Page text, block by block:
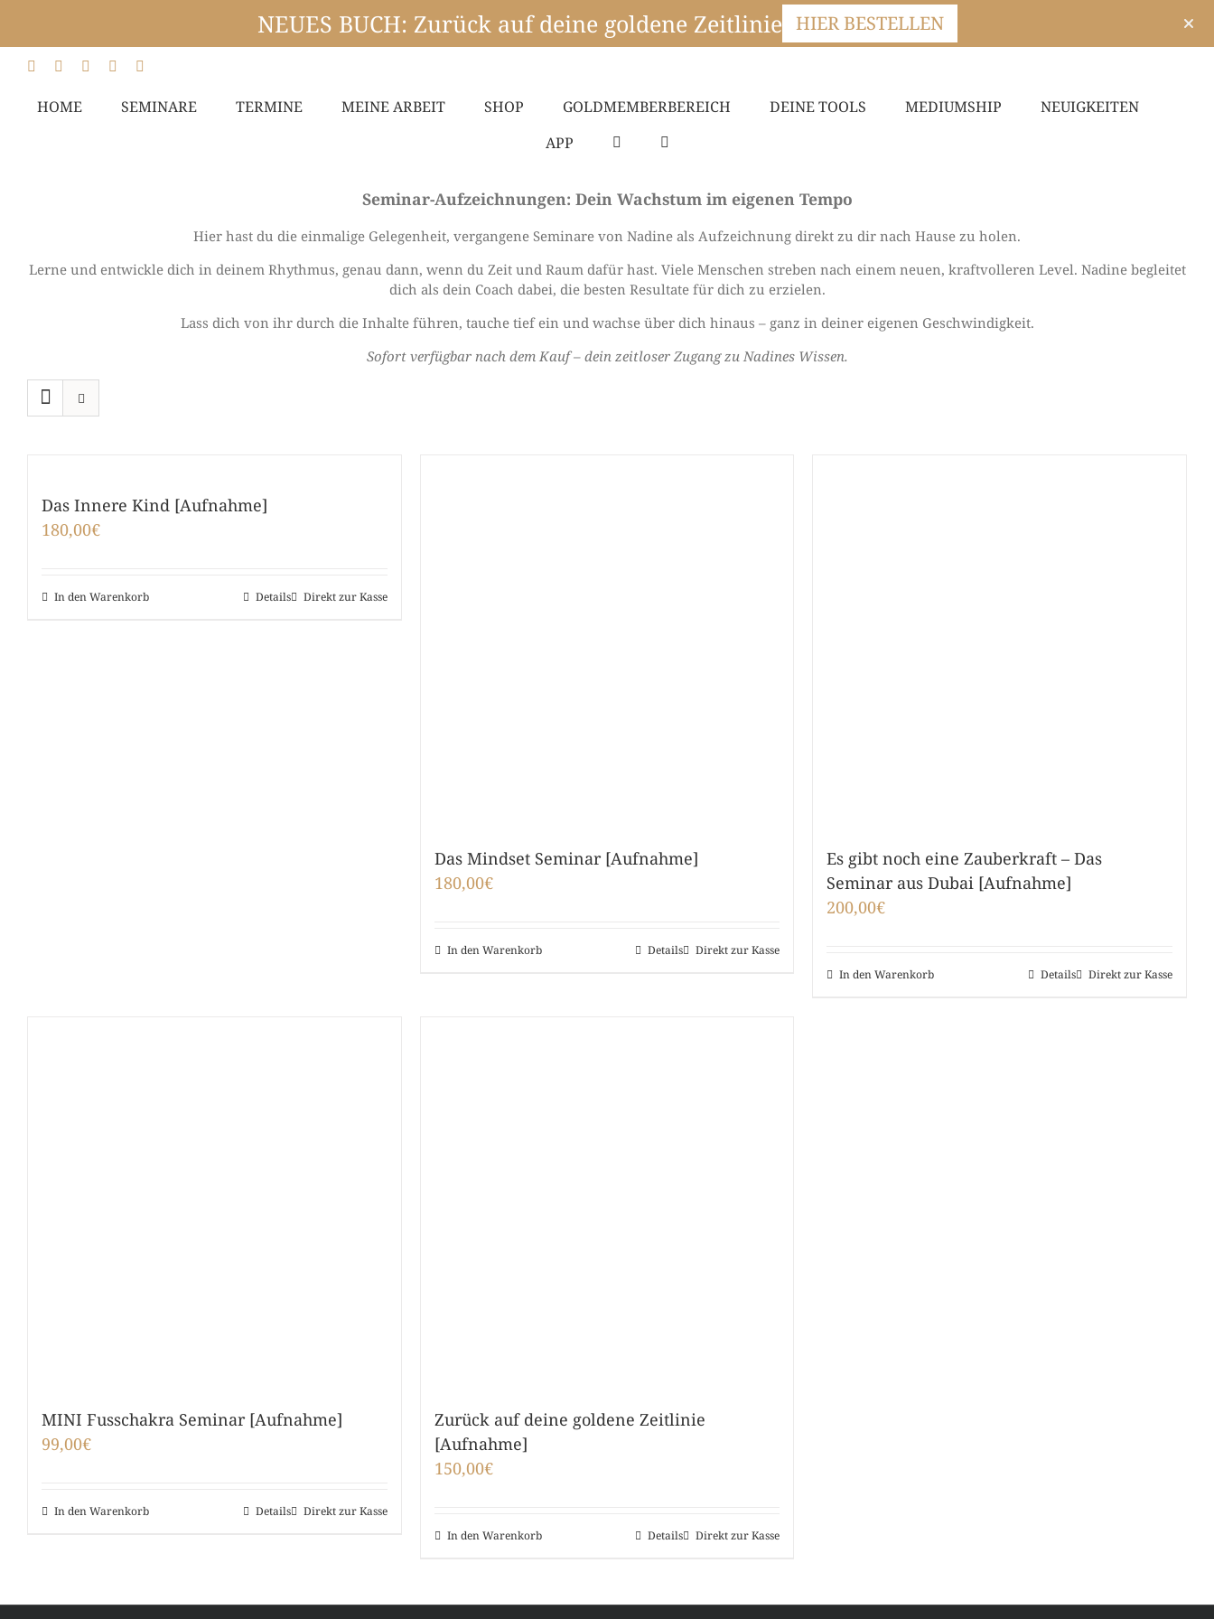
NEUES BUCH: Zurück auf deine goldene Zeitlinie HIER BESTELLEN
Zum
Inhalt
FacebookInstagramYouTubeWhatsApp
HOME SEMINARE TERMINE MEINE ARBEIT SHOP GOLDMEMBERBEREICH DEINE TOOLS MEDIUMSHIP
NEUIGKEITEN
APP
Seminar-Aufzeichnungen: Dein Wachstum im eigenen Tempo
Hier hast du die einmalige Gelegenheit, vergangene Seminare von Nadine als Aufzeichnung direkt zu dir nach Hause zu holen.
Lerne und entwickle dich in deinem Rhythmus, genau dann, wenn du Zeit und Raum dafür hast. Viele Menschen streben nach einem neuen, kraftvolleren Level. Nadine begleitet
dich als dein Coach dabei, die besten Resultate für dich zu erzielen.
Lass dich von ihr durch die Inhalte führen, tauche tief ein und wachse über dich hinaus – ganz in deiner eigenen Geschwindigkeit.
Sofort verfügbar nach dem Kauf – dein zeitloser Zugang zu Nadines Wissen.
Das Innere Kind [Aufnahme]
180,00€
In den Warenkorb Direkt zur Kasse
Details
Das Mindset Seminar [Aufnahme]
180,00€
In den Warenkorb Direkt zur Kasse
Details
Es gibt noch eine Zauberkraft – Das
Seminar aus Dubai [Aufnahme]
200,00€
In den Warenkorb Direkt zur Kasse
Details
MINI Fusschakra Seminar [Aufnahme]
99,00€
In den Warenkorb Direkt zur Kasse
Details
Zurück auf deine goldene Zeitlinie
[Aufnahme]
150,00€
In den Warenkorb Direkt zur Kasse
Details